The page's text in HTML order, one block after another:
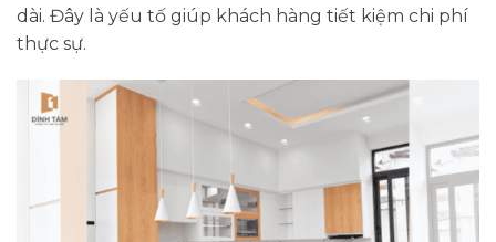
dài. Đây là yếu tố giúp khách hàng tiết kiệm chi phí
thực sự.